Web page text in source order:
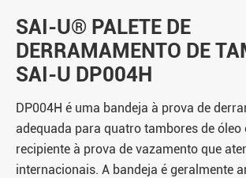
SAI-U® PALETE DE
DERRAMAMENTO DE
SAI-U DP004H
DP004H é uma bandeja à prova de
adequada para quatro tambores de óleo
recipiente à prova de vazamento que
internacionais. A bandeja é geralmente